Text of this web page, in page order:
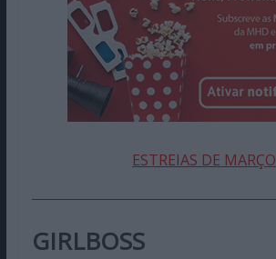
ESTREIAS DE MARÇO
GIRLBOSS